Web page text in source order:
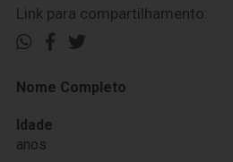
Link para compartilhamento:
Nome Completo
Idade
anos